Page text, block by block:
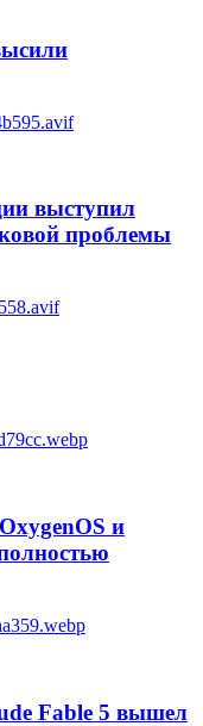
выступил
проблемы
и
Fable 5 вышел